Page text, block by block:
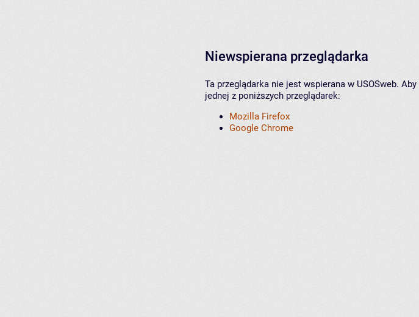
Niewspierana przeglądarka
Ta przeglądarka nie jest wspierana w USOSweb.
jednej z poniższych przeglądarek:
Mozilla Firefox
Google Chrome